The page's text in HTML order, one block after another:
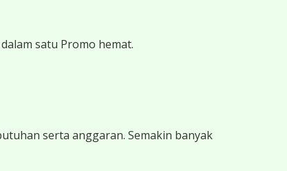
satu Promo hemat.
serta anggaran. Semakin banyak